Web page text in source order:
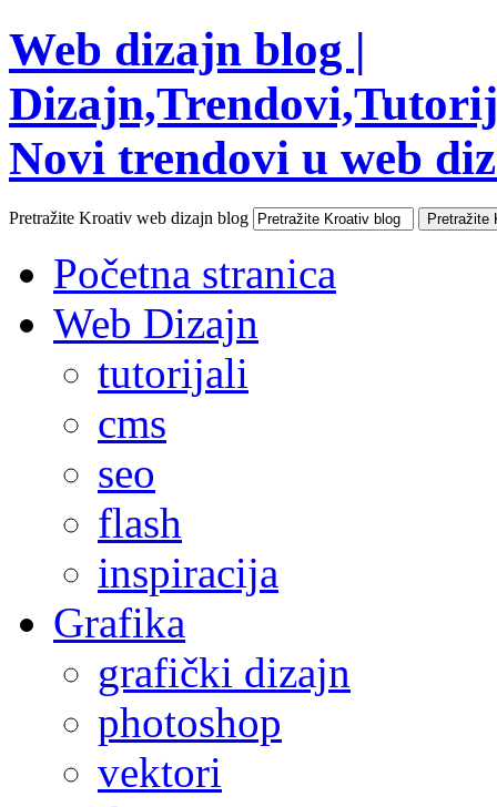
Web dizajn blog |
Novi trendovi u web
Pretražite Kroativ web dizajn blog
Početna stranica
Web Dizajn
tutorijali
cms
seo
flash
inspiracija
Grafika
grafički dizajn
photoshop
vektori